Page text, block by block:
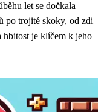
let se dočkala
po trojité skoky, od zdi
hbitost je klíčem k jeho